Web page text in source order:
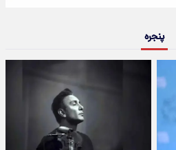
پنجره